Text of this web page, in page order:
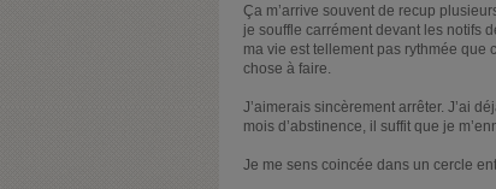
Ça m’arrive souvent de recup
je souffle carrément devant les notifs
ma vie est tellement pas rythmée que
chose à faire.
J’aimerais sincèrement arrêter. J’ai
mois d’abstinence, il suffit que je
Je me sens coincée dans un cercle